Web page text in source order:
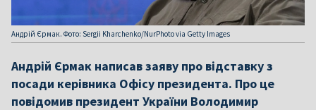
Андрій Єрмак. Фото: Sergii Kharchenko/NurPhoto via Getty Images
Андрій Єрмак написав заяву про відставку з
посади керівника Офісу президента. Про це
повідомив президент України Володимир